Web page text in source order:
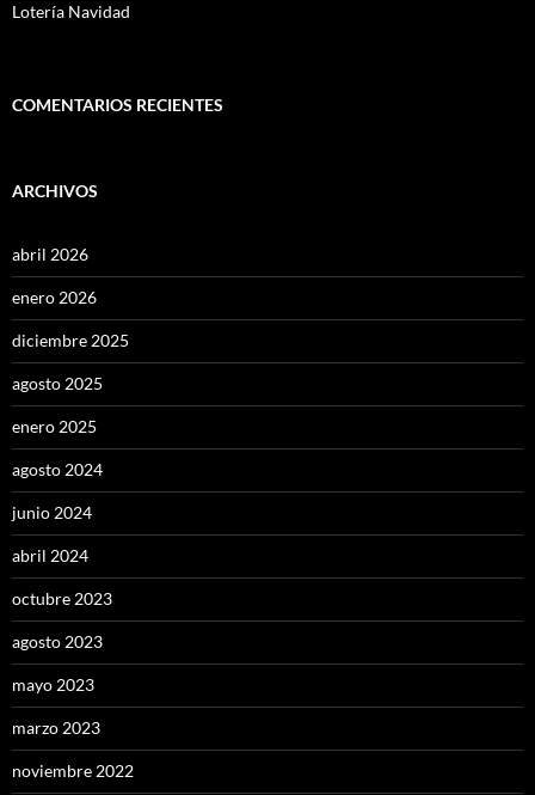
Lotería Navidad
COMENTARIOS RECIENTES
ARCHIVOS
abril 2026
enero 2026
diciembre 2025
agosto 2025
enero 2025
agosto 2024
junio 2024
abril 2024
octubre 2023
agosto 2023
mayo 2023
marzo 2023
noviembre 2022